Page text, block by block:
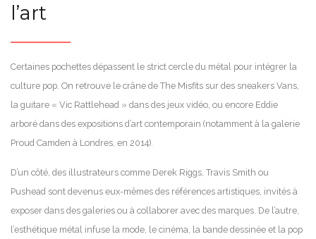
l’art
Certaines pochettes dépassent le strict cercle du métal pour intégrer la
culture pop. On retrouve le crâne de The Misfits sur des sneakers Vans,
la guitare « Vic Rattlehead » dans des jeux vidéo, ou encore Eddie
arboré dans des expositions d’art contemporain (notamment à la galerie
Proud Camden à Londres, en 2014).
D’un côté, des illustrateurs comme Derek Riggs, Travis Smith ou
Pushead sont devenus eux-mêmes des références artistiques, invités à
exposer dans des galeries ou à collaborer avec des marques. De l’autre,
l’esthétique métal infuse la mode, le cinéma, la bande dessinée et la pop